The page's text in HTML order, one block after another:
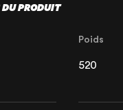
France
PRODUIT
Poids
520